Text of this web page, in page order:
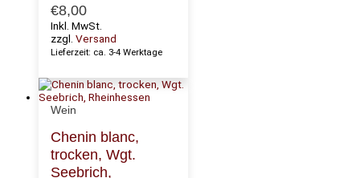
€8,00
Inkl. MwSt.
zzgl. Versand
Lieferzeit: ca. 3-4 Werktage
Wein
Chenin blanc,
trocken, Wgt.
Seebrich,